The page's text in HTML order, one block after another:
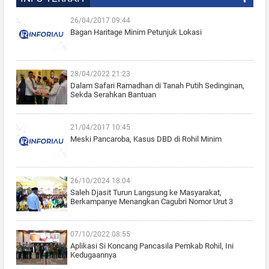
26/04/2017 09:44
Bagan Haritage Minim Petunjuk Lokasi
28/04/2022 21:23
Dalam Safari Ramadhan di Tanah Putih Sedinginan,
Sekda Serahkan Bantuan
21/04/2017 10:45
Meski Pancaroba, Kasus DBD di Rohil Minim
26/10/2024 18:04
Saleh Djasit Turun Langsung ke Masyarakat,
Berkampanye Menangkan Cagubri Nomor Urut 3
07/10/2022 08:55
Aplikasi Si Koncang Pancasila Pemkab Rohil, Ini
Kedugaannya